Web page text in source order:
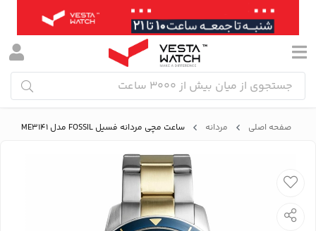
صفحه اصلی مردانه ساعت مچی مردانه فسیل FOSSIL مدل ME3141